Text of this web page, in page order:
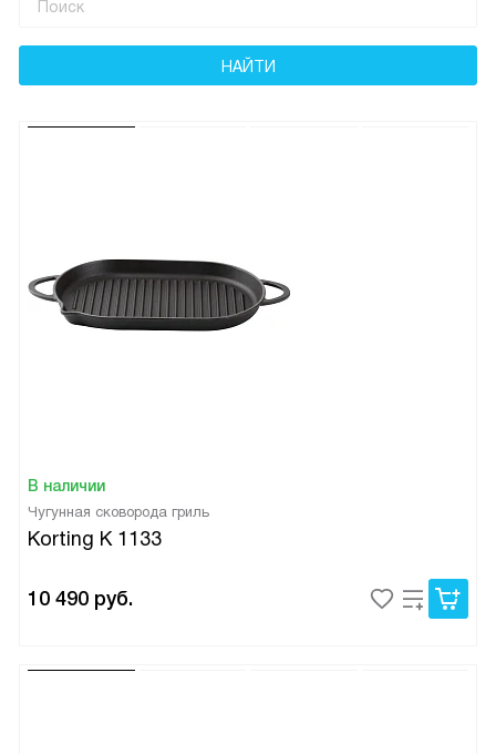
В наличии
Чугунная сковорода гриль
Korting K 1133
10 490 руб.